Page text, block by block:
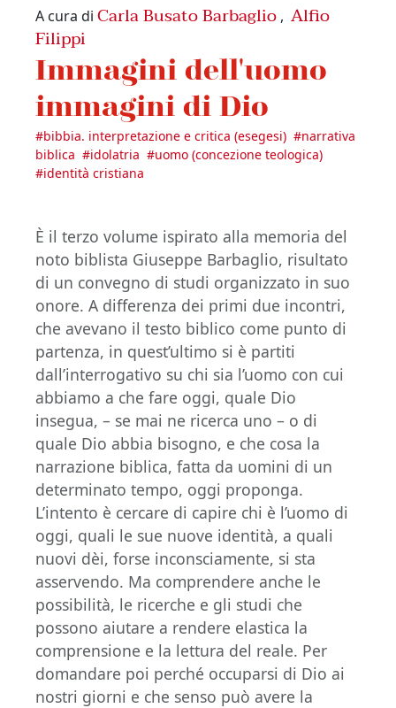
A cura di Carla Busato Barbaglio , Alfio
Filippi
Immagini dell'uomo
immagini di Dio
#bibbia. interpretazione e critica (esegesi) #narrativa
biblica #idolatria #uomo (concezione teologica)
#identità cristiana
È il terzo volume ispirato alla memoria del
noto biblista Giuseppe Barbaglio, risultato
di un convegno di studi organizzato in suo
onore. A differenza dei primi due incontri,
che avevano il testo biblico come punto di
partenza, in quest’ultimo si è partiti
dall’interrogativo su chi sia l’uomo con cui
abbiamo a che fare oggi, quale Dio
insegua, – se mai ne ricerca uno – o di
quale Dio abbia bisogno, e che cosa la
narrazione biblica, fatta da uomini di un
determinato tempo, oggi proponga.
L’intento è cercare di capire chi è l’uomo di
oggi, quali le sue nuove identità, a quali
nuovi dèi, forse inconsciamente, si sta
asservendo. Ma comprendere anche le
possibilità, le ricerche e gli studi che
possono aiutare a rendere elastica la
comprensione e la lettura del reale. Per
domandare poi perché occuparsi di Dio ai
nostri giorni e che senso può avere la